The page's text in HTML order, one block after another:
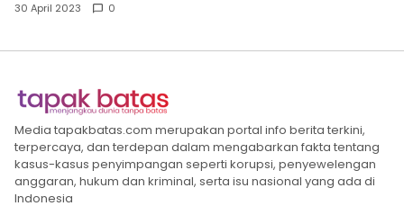
30 April 2023 0
Media tapakbatas.com merupakan portal info berita terkini,
terpercaya, dan terdepan dalam mengabarkan fakta tentang
kasus-kasus penyimpangan seperti korupsi, penyewelengan
anggaran, hukum dan kriminal, serta isu nasional yang ada di
Indonesia